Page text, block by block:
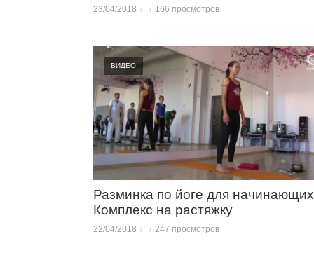
23/04/2018 166 просмотров
ВИДЕО
Разминка по йоге для
Комплекс на растяжку
22/04/2018 247 просмотров